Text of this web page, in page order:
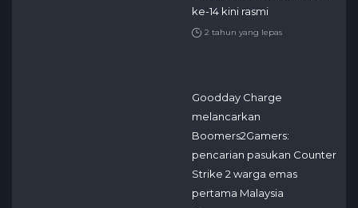
ke-14 kini rasmi
2 tahun yang lepas
Goodday Charge
melancarkan
Boomers2Gamers:
pencarian pasukan Counter
Strike 2 warga emas
pertama Malaysia